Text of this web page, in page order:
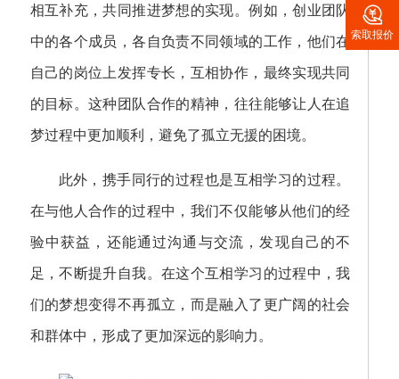
相互补充，共同推进梦想的实现。例如，创业团队
中的各个成员，各自负责不同领域的工作，他们在
自己的岗位上发挥专长，互相协作，最终实现共同
的目标。这种团队合作的精神，往往能够让人在追
梦过程中更加顺利，避免了孤立无援的困境。
此外，携手同行的过程也是互相学习的过程。
在与他人合作的过程中，我们不仅能够从他们的经
验中获益，还能通过沟通与交流，发现自己的不
足，不断提升自我。在这个互相学习的过程中，我
们的梦想变得不再孤立，而是融入了更广阔的社会
和群体中，形成了更加深远的影响力。

索取报价